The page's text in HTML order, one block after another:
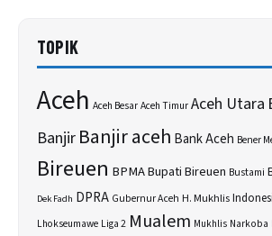
TOPIK
Aceh Aceh BesarAceh TimurAceh Utara
BanjirBanjir aceh Bank Aceh Bener
Bireuen BPMABupati Bireuen Bustami
Dek Fadh DPRA Gubernur Aceh H. Mukhlis
Lhokseumawe Liga 2 Mualem Mukhlis Narkoba